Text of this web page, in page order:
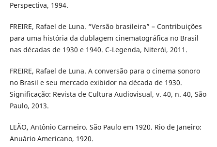
Perspectiva, 1994.
FREIRE, Rafael de Luna. “Versão brasileira” – Contribuições
para uma história da dublagem cinematográfica no Brasil
nas décadas de 1930 e 1940. C-Legenda, Niterói, 2011.
FREIRE, Rafael de Luna. A conversão para o cinema sonoro
no Brasil e seu mercado exibidor na década de 1930.
Significação: Revista de Cultura Audiovisual, v. 40, n. 40, São
Paulo, 2013.
LEÃO, Antônio Carneiro. São Paulo em 1920. Rio de Janeiro:
Anuário Americano, 1920.